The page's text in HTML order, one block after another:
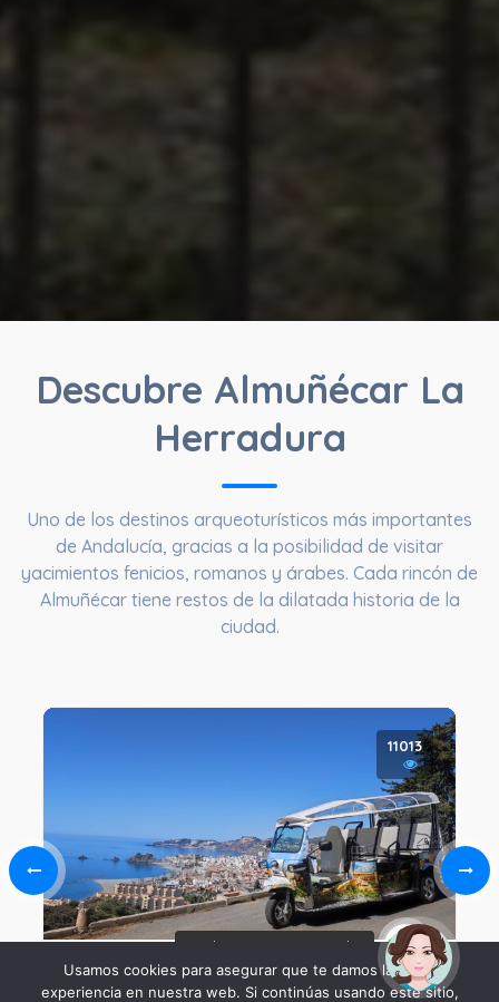
Descubre Almuñécar La
Herradura
Uno de los destinos arqueoturísticos más importantes
de Andalucía, gracias a la posibilidad de visitar
yacimientos fenicios, romanos y árabes. Cada rincón de
Almuñécar tiene restos de la dilatada historia de la
ciudad.
11013
Tuk –Tuk
Usamos cookies para asegurar que te damos la mejor
experiencia en nuestra web. Si continúas usando este sitio,
¡Hola! Soy Noy. ¿Puedo
ayudarte?